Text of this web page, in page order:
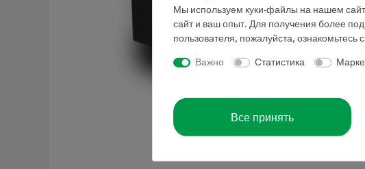
Мы используем куки-файлы на нашем
сайт и ваш опыт. Для получения более
пользователя, пожалуйста, ознакомьтесь
Важно Статистика
Все принять